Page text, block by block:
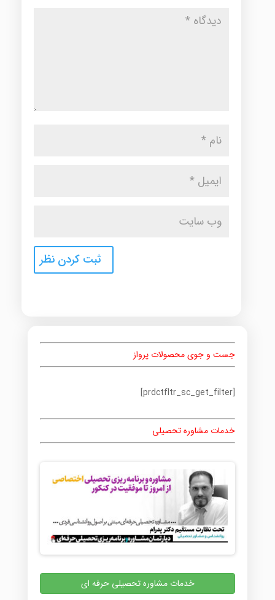
جست و جوی محصولات پرواز
[prdctfltr_sc_get_filter]
خدمات مشاوره تحصیلی
خدمات مشاوره تحصیلی حرفه ای